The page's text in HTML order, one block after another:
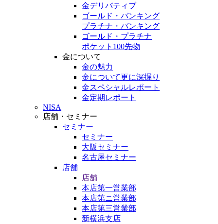
金デリバティブ
ゴールド・バンキング
プラチナ・バンキング
ゴールド・プラチナ
ポケット100先物
金について
金の魅力
金について更に深掘り
金スペシャルレポート
金定期レポート
NISA
店舗・セミナー
セミナー
セミナー
大阪セミナー
名古屋セミナー
店舗
店舗
本店第一営業部
本店第ニ営業部
本店第三営業部
新横浜支店